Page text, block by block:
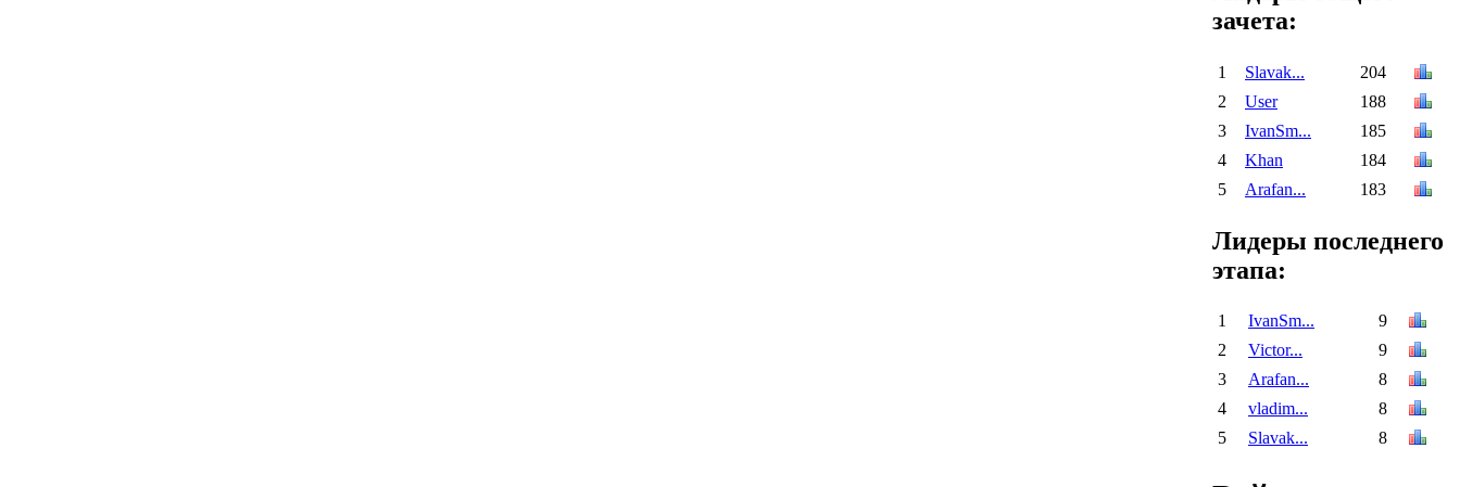
зачета:
1 Slavak...
204
2
User
188
3
IvanSm...
185
4
Khan
184
5
Arafan... 183
Лидеры последнего
этапа:
1 IvanSm...
9
2
Victor...
9
3
Arafan...
8
4
vladim...
8
5
Slavak... 8